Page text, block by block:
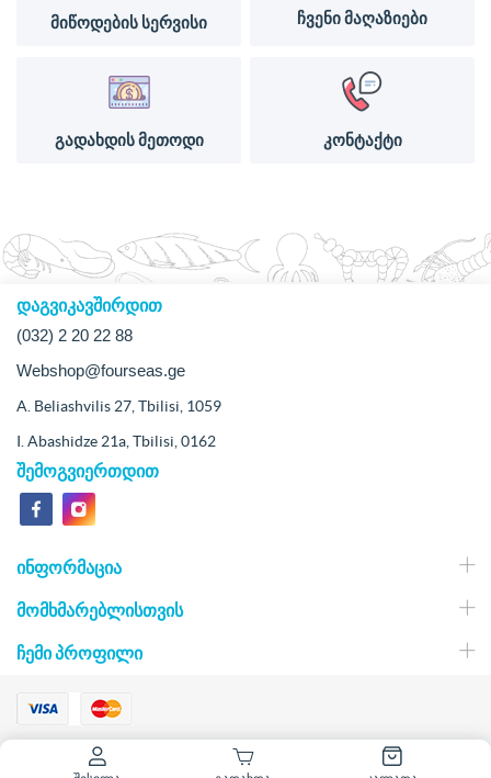
მიწოდების სერვისი ჩვენი მაღაზიები
გადახდის მეთოდი კონტაქტი
დაგვიკავშირდით
(032) 2 20 22 88
Webshop@fourseas.ge
A. Beliashvilis 27, Tbilisi, 1059
I. Abashidze 21a, Tbilisi, 0162
შემოგვიერთდით
ᲘᲜᲤᲝᲠᲛᲐᲪᲘᲐ
ᲛᲝᲛᲮᲛᲐᲠᲔᲑᲚᲘᲡᲗᲕᲘᲡ
ᲩᲔᲛᲘ ᲞᲠᲝᲤᲘᲚᲘ
2026 თევზის ბაზარი. ყველა უფლება დაცულია